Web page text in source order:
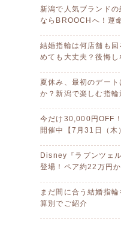
新潟で人気ブランド
ならBROOCHへ！運
結婚指輪は何店舗も
めても大丈夫？後悔し
夏休み、最初のデー
か？新潟で楽しむ指輪
今だけ30,000円OFF
開催中【7月31日（木
Disney『ラプンツェ
登場！ペア約22万円
まだ間に合う結婚指
算別でご紹介